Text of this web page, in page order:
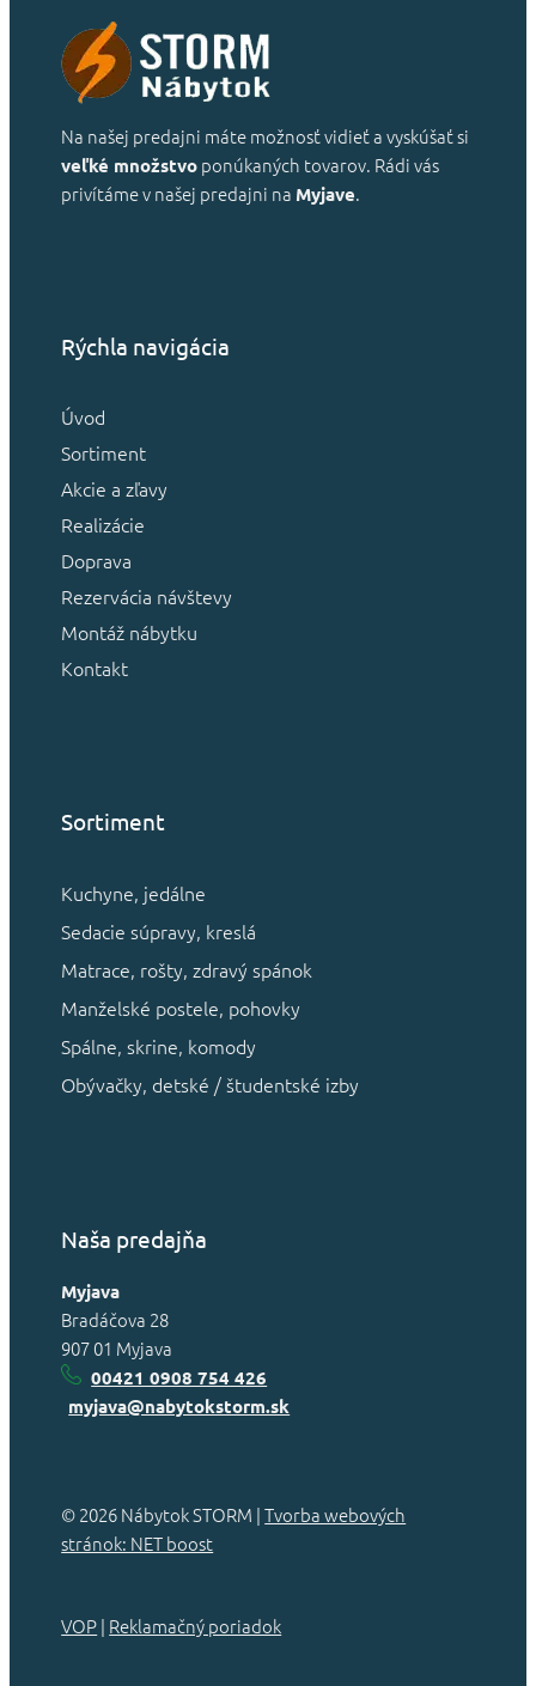
Na našej predajni máte možnosť vidieť a vyskúšať si
veľké množstvo ponúkaných tovarov. Rádi vás
privítáme v našej predajni na Myjave.
Rýchla navigácia
Úvod
Sortiment
Akcie a zľavy
Realizácie
Doprava
Rezervácia návštevy
Montáž nábytku
Kontakt
Sortiment
Kuchyne, jedálne
Sedacie súpravy, kreslá
Matrace, rošty, zdravý spánok
Manželské postele, pohovky
Spálne, skrine, komody
Obývačky, detské / študentské izby
Naša predajňa
Myjava
Bradáčova 28
907 01 Myjava
00421 0908 754 426
myjava@nabytokstorm.sk
© 2026 Nábytok STORM |Tvorba webových
stránok: NET boost
VOP| Reklamačný poriadok